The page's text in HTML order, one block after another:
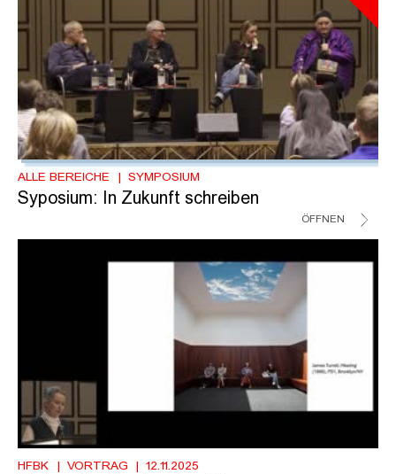
ALLE BEREICHE SYMPOSIUM
Syposium: In Zukunft schreiben
ÖFFNEN
HFBK VORTRAG 12.11.2025